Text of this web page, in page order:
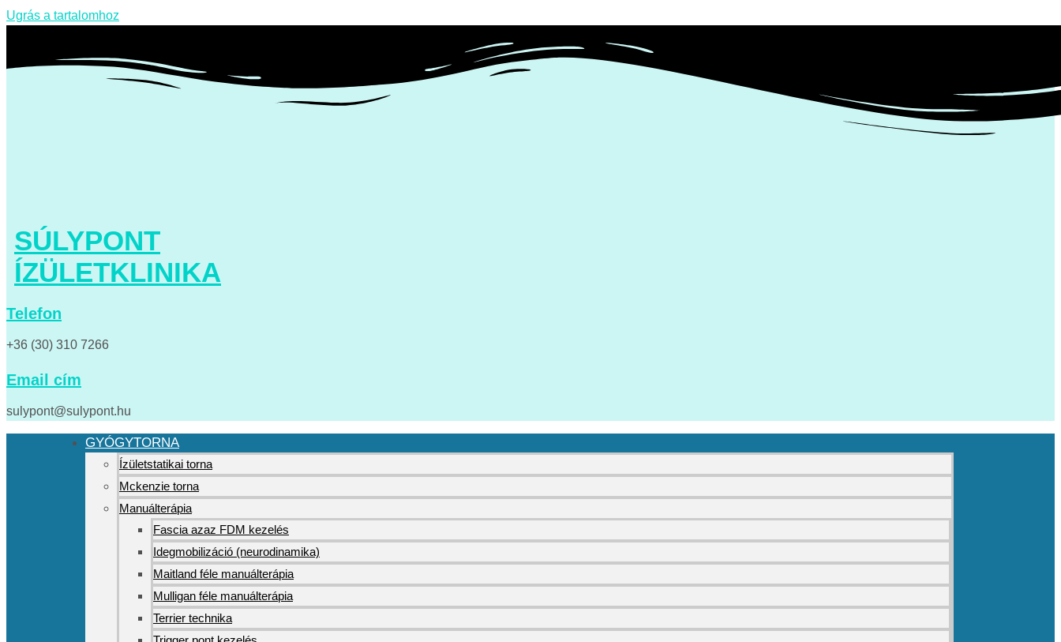
Ugrás a tartalomhoz
SÚLYPONT
ÍZÜLETKLINIKA
Telefon
+36 (30) 310 7266
Email cím
sulypont@sulypont.hu
GYÓGYTORNA
Ízületstatikai torna
Mckenzie torna
Manuálterápia
Fascia azaz FDM kezelés
Idegmobilizáció (neurodinamika)
Maitland féle manuálterápia
Mulligan féle manuálterápia
Terrier technika